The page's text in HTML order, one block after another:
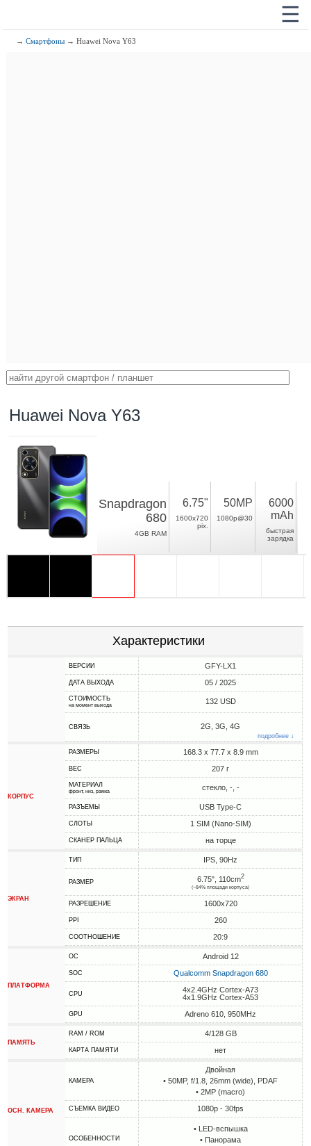
☰
→Смартфоны → Huawei Nova Y63
Huawei Nova Y63
Snapdragon
680
4GB RAM
6.75"
1600x720
pix.
50MP
1080p@30
6000
mAh
быстрая
зарядка
Характеристики
ВЕРСИИ GFY-LX1
ДАТА ВЫХОДА 05 / 2025
СТОИМОСТЬ
на момент выхода 132 USD
СВЯЗЬ 2G, 3G, 4G
подробнее ↓
КОРПУС
РАЗМЕРЫ 168.3 x 77.7 x 8.9 mm
ВЕС 207 г
МАТЕРИАЛ
фронт, низ, рамка стекло, -, -
РАЗЪЕМЫ USB Type-C
СЛОТЫ 1 SIM (Nano-SIM)
СКАНЕР ПАЛЬЦА на торце
ЭКРАН
ТИП IPS, 90Hz
РАЗМЕР 6.75", 110cm2
(~84% площади корпуса)
РАЗРЕШЕНИЕ 1600x720
PPI 260
СООТНОШЕНИЕ 20:9
ПЛАТФОРМА
ОС Android 12
SOC Qualcomm Snapdragon 680
CPU
4x2.4GHz Cortex-A73
4x1.9GHz Cortex-A53
GPU Adreno 610, 950MHz
ПАМЯТЬ
RAM / ROM 4/128 GB
КАРТА ПАМЯТИ нет
ОСН. КАМЕРА
КАМЕРА
Двойная
• 50MP, f/1.8, 26mm (wide), PDAF
• 2MP (macro)
СЪЕМКА ВИДЕО 1080p - 30fps
ОСОБЕННОСТИ
• LED-вспышка
• Панорама